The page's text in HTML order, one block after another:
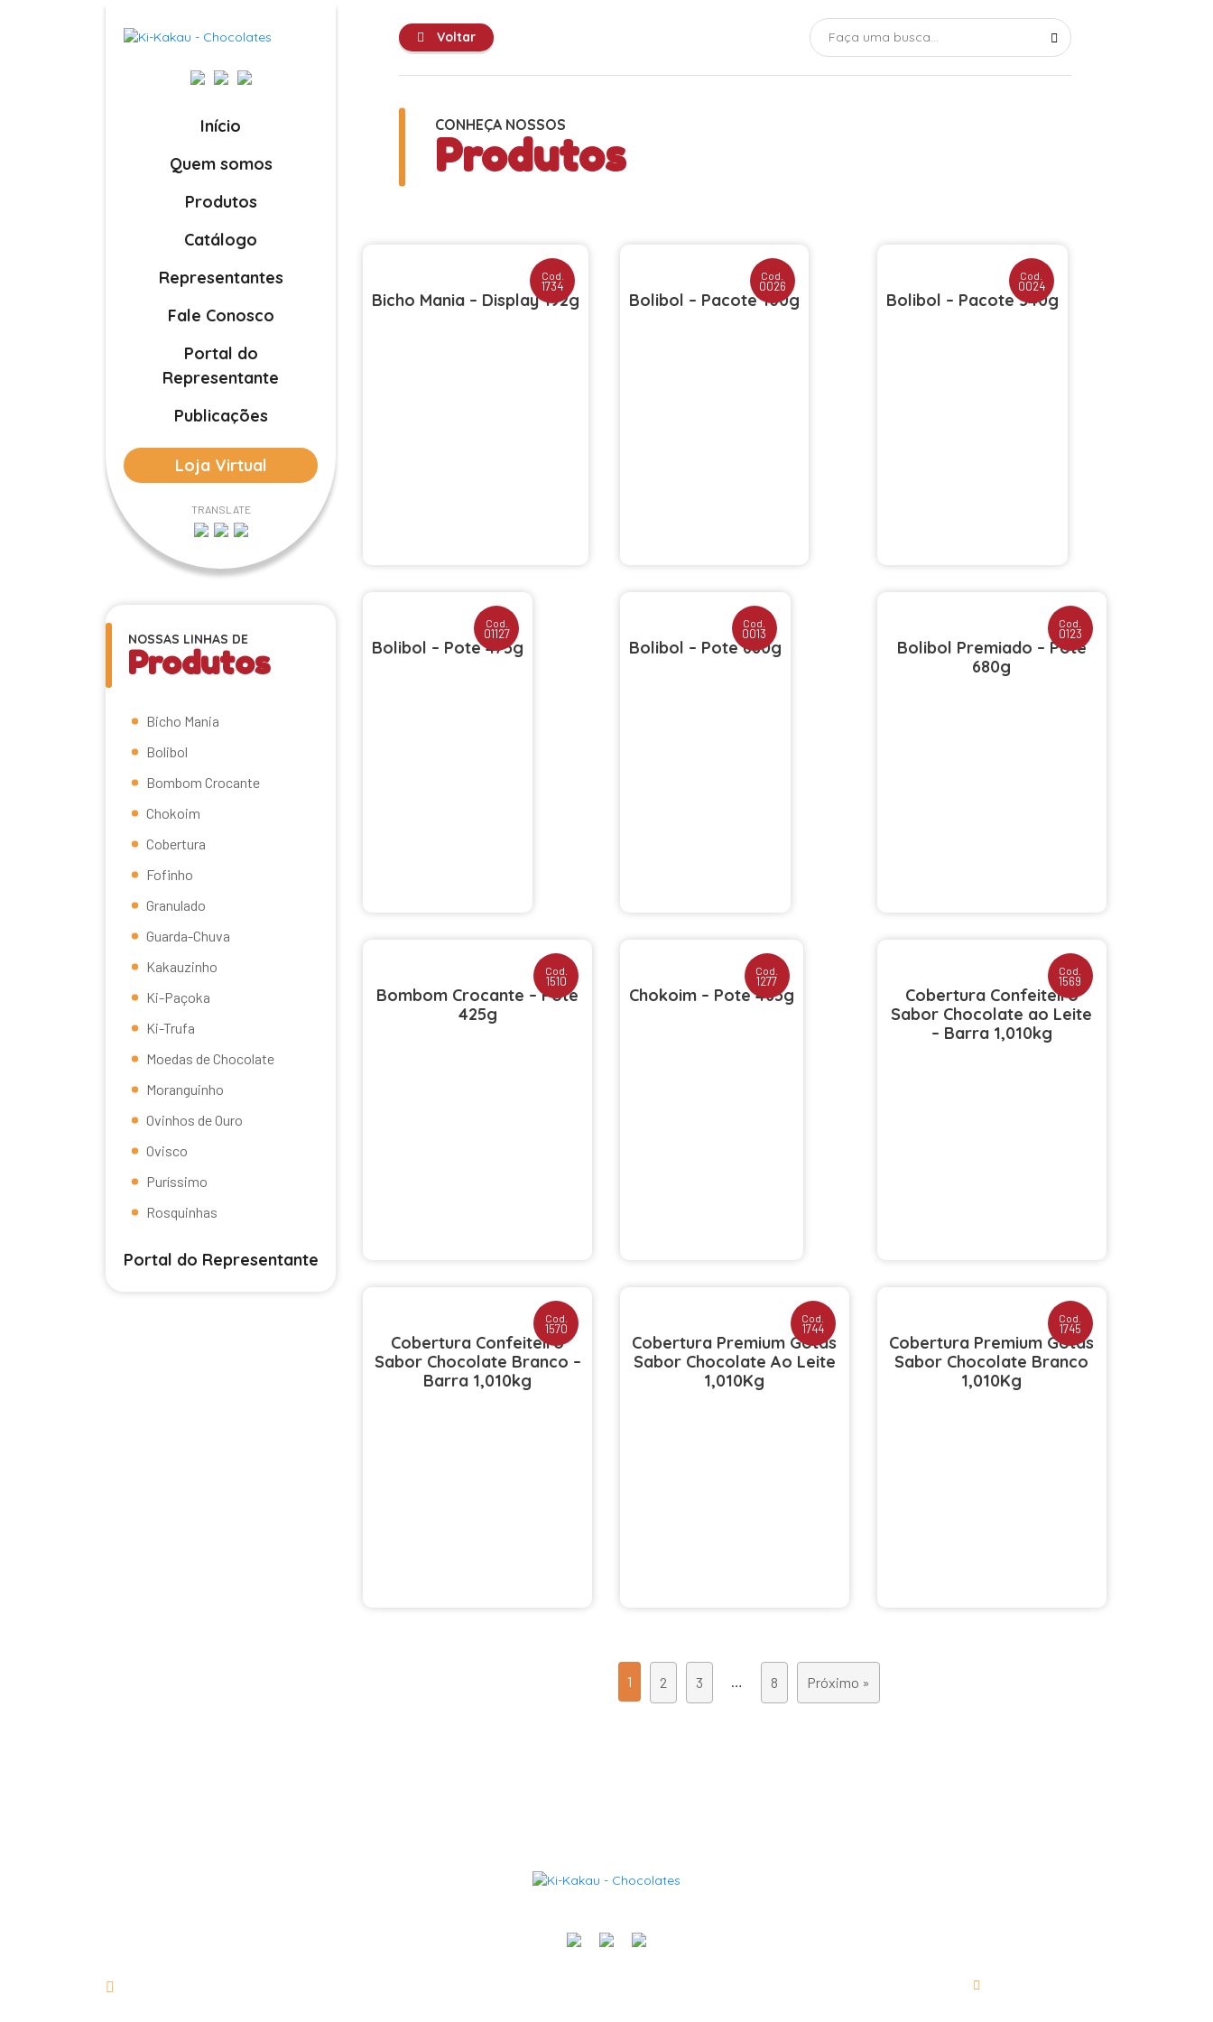
Início
Quem somos
Produtos
Catálogo
Representantes
Fale Conosco
Portal do
Representante
Publicações
Loja Virtual
TRANSLATE
NOSSAS LINHAS DE
Produtos
Bicho Mania
Bolibol
Bombom Crocante
Chokoim
Cobertura
Fofinho
Granulado
Guarda-Chuva
Kakauzinho
Ki-Paçoka
Ki-Trufa
Moedas de Chocolate
Moranguinho
Ovinhos de Ouro
Ovisco
Puríssimo
Rosquinhas
Portal do Representante
Voltar
CONHEÇA NOSSOS
Produtos
Cod.
1734
Bicho Mania – Display 192g
Cod.
0026
Bolibol – Pacote 100g
Cod.
0024
Bolibol – Pacote 340g
Cod.
01127
Bolibol – Pote 475g
Cod.
0013
Bolibol – Pote 680g
Cod.
0123
Bolibol Premiado – Pote
680g
Cod.
1510
Bombom Crocante – Pote
425g
Cod.
1277
Chokoim – Pote 465g
Cod.
1569
Cobertura Confeiteiro
Sabor Chocolate ao Leite
– Barra 1,010kg
Cod.
1570
Cobertura Confeiteiro
Sabor Chocolate Branco –
Barra 1,010kg
Cod.
1744
Cobertura Premium Gotas
Sabor Chocolate Ao Leite
1,010Kg
Cod.
1745
Cobertura Premium Gotas
Sabor Chocolate Branco
1,010Kg
1 2 3 … 8 Próximo »